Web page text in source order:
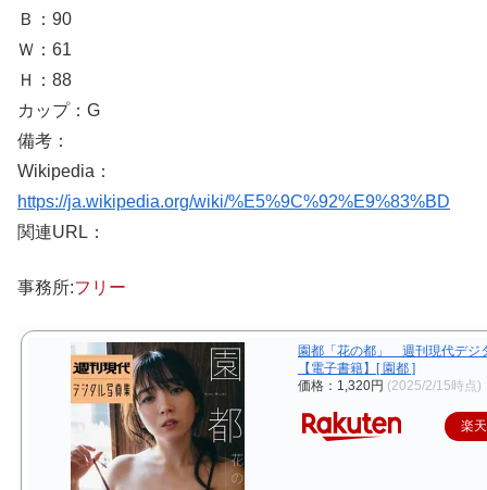
Ｂ：90
Ｗ：61
Ｈ：88
カップ：G
備考：
Wikipedia：
https://ja.wikipedia.org/wiki/%E5%9C%92%E9%83%BD
関連URL：
事務所:フリー
園都「花の都」 週刊現代デジ
【電子書籍】[ 園都 ]
価格：1,320円 (2025/2/15時点)
楽